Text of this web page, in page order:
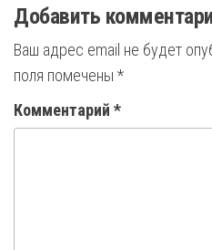
Добавить
Ваш адрес email не будет
поля помечены *
Комментарий *